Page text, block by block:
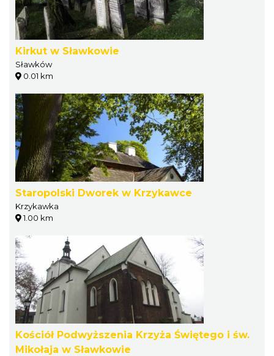
Kirkut w Sławkowie
Sławków
0.01 km
Staropolski Dworek w Krzykawce
Krzykawka
1.00 km
Kościół Podwyższenia Krzyża Świętego i św.
Mikołaja w Sławkowie